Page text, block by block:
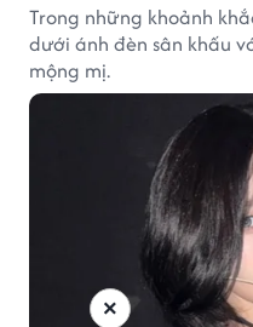
Trong những khoảnh
dưới ánh đèn sân khấu
mộng mị.
×